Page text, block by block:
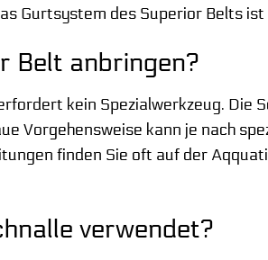
Gurtsystem des Superior Belts ist
Belt anbringen?
kein Spezialwerkzeug. Die
Vorgehensweise kann je nach
finden Sie oft auf der
verwendet?